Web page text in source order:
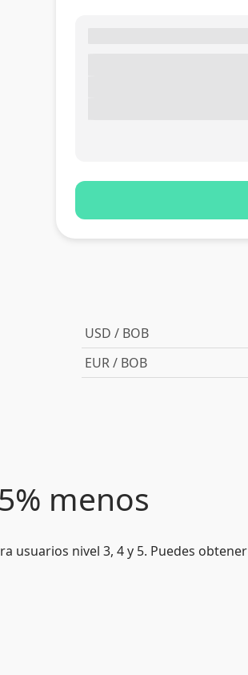
USD / BOB
EUR / BOB
menos
usuarios nivel 3, 4 y 5. Puedes obtener